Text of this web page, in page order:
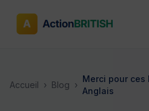
Accueil › Blog ›
Merci pour ces
Anglais